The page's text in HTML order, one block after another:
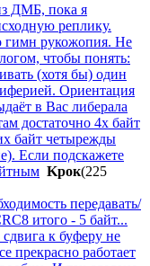
ДМБ, пока я
реплику.
гимн рукожопия. Не
чтобы понять:
(хотя бы) один
Ориентация
в Вас либерала
достаточно 4х байт
байт четырежды
Если подскажете
Kpoк(225
передавать/
итого - 5 байт...
к буферу не
прекрасно работает